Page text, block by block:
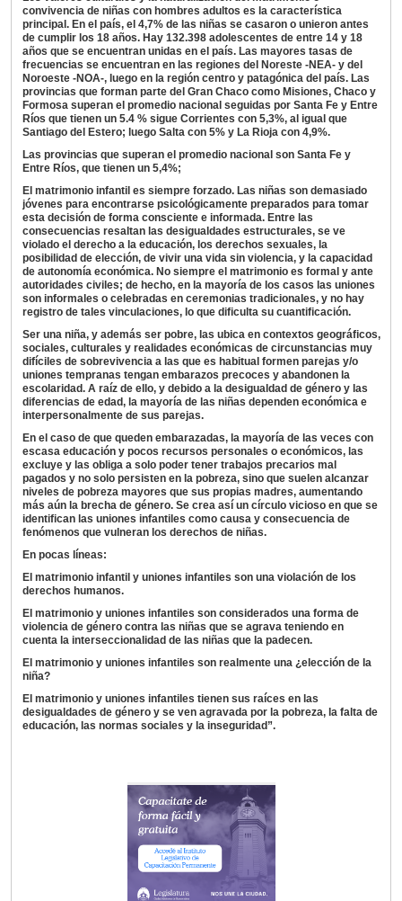
convivencia de niñas con hombres adultos es la característica
principal. En el país, el 4,7% de las niñas se casaron o unieron antes
de cumplir los 18 años. Hay 132.398 adolescentes de entre 14 y 18
años que se encuentran unidas en el país. Las mayores tasas de
frecuencias se encuentran en las regiones del Noreste -NEA- y del
Noroeste -NOA-, luego en la región centro y patagónica del país. Las
provincias que forman parte del Gran Chaco como Misiones, Chaco y
Formosa superan el promedio nacional seguidas por Santa Fe y Entre
Ríos que tienen un 5.4 % sigue Corrientes con 5,3%, al igual que
Santiago del Estero; luego Salta con 5% y La Rioja con 4,9%.
Las provincias que superan el promedio nacional son Santa Fe y
Entre Ríos, que tienen un 5,4%;
El matrimonio infantil es siempre forzado. Las niñas son demasiado
jóvenes para encontrarse psicológicamente preparados para tomar
esta decisión de forma consciente e informada. Entre las
consecuencias resaltan las desigualdades estructurales, se ve
violado el derecho a la educación, los derechos sexuales, la
posibilidad de elección, de vivir una vida sin violencia, y la capacidad
de autonomía económica. No siempre el matrimonio es formal y ante
autoridades civiles; de hecho, en la mayoría de los casos las uniones
son informales o celebradas en ceremonias tradicionales, y no hay
registro de tales vinculaciones, lo que dificulta su cuantificación.
Ser una niña, y además ser pobre, las ubica en contextos geográficos,
sociales, culturales y realidades económicas de circunstancias muy
difíciles de sobrevivencia a las que es habitual formen parejas y/o
uniones tempranas tengan embarazos precoces y abandonen la
escolaridad. A raíz de ello, y debido a la desigualdad de género y las
diferencias de edad, la mayoría de las niñas dependen económica e
interpersonalmente de sus parejas.
En el caso de que queden embarazadas, la mayoría de las veces con
escasa educación y pocos recursos personales o económicos, las
excluye y las obliga a solo poder tener trabajos precarios mal
pagados y no solo persisten en la pobreza, sino que suelen alcanzar
niveles de pobreza mayores que sus propias madres, aumentando
más aún la brecha de género. Se crea así un círculo vicioso en que se
identifican las uniones infantiles como causa y consecuencia de
fenómenos que vulneran los derechos de niñas.
En pocas líneas:
El matrimonio infantil y uniones infantiles son una violación de los
derechos humanos.
El matrimonio y uniones infantiles son considerados una forma de
violencia de género contra las niñas que se agrava teniendo en
cuenta la interseccionalidad de las niñas que la padecen.
El matrimonio y uniones infantiles son realmente una ¿elección de la
niña?
El matrimonio y uniones infantiles tienen sus raíces en las
desigualdades de género y se ven agravada por la pobreza, la falta de
educación, las normas sociales y la inseguridad”.